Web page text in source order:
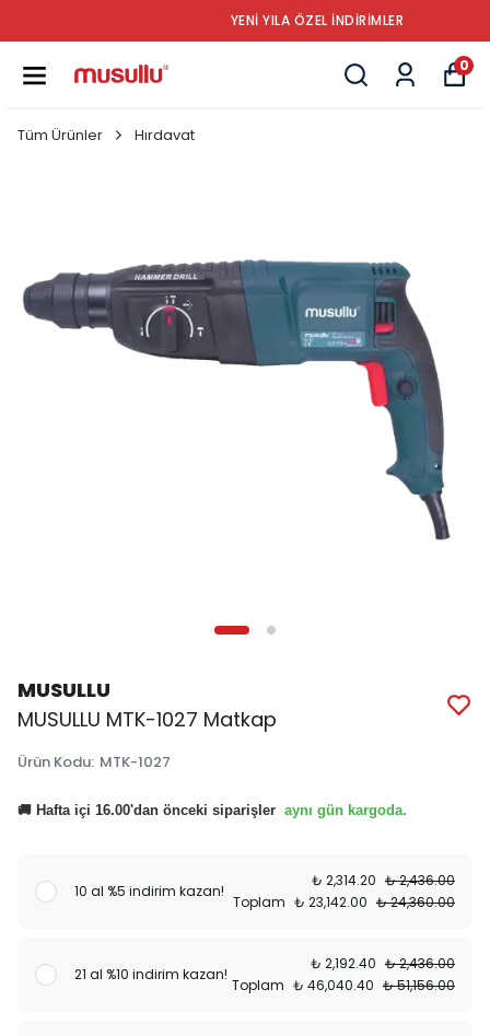
YENİ YILA ÖZEL İNDİRİMLER
0
Tüm Ürünler Hırdavat
MUSULLU
MUSULLU MTK-1027 Matkap
Ürün Kodu: MTK-1027
🚚 Hafta içi 16.00'dan önceki siparişler aynı gün kargoda.
10 al %5 indirim kazan!
₺ 2,314.20 ₺ 2,436.00
Toplam ₺ 23,142.00 ₺ 24,360.00
21 al %10 indirim kazan!
₺ 2,192.40 ₺ 2,436.00
Toplam ₺ 46,040.40 ₺ 51,156.00